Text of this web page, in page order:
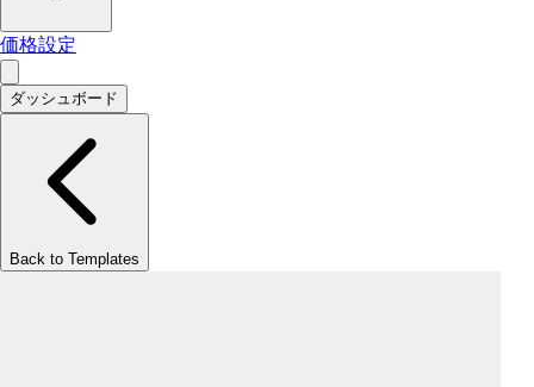
価格設定
ダッシュボード
Back to Templates